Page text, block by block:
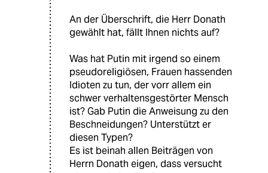
An der Überschrift, die Herr Donath
gewählt hat, fällt Ihnen nichts auf?
Was hat Putin mit irgend so einem
pseudoreligiösen, Frauen hassenden
Idioten zu tun, der vorr allem ein
schwer verhaltensgestörter Mensch
ist? Gab Putin die Anweisung zu den
Beschneidungen? Unterstützt er
diesen Typen?
Es ist beinah allen Beiträgen von
Herrn Donath eigen, dass versucht